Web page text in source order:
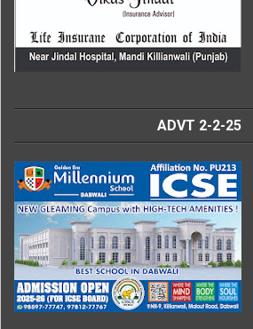
ADVT 2-2-25